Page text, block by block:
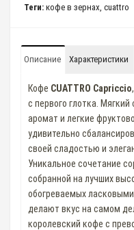
Теги: кофе в зернах, cuattro
Описание Характеристики
Кофе CUATTRO Capriccio
с первого глотка.
аромат и легкие
удивительно
своей сладостью и
Уникальное сочетание
собранной на лучших
обогреваемых
делают вкус на самом
королевский кофе с